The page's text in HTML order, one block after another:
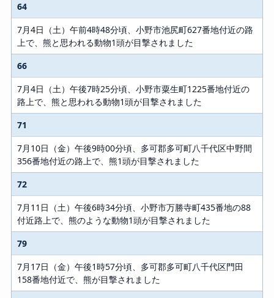
64
7月4日（土）午前4時48分頃、小野市池尻町627番地付近の路
上で、熊と思われる動物1頭が目撃されました
66
7月4日（土）午後7時25分頃、小野市粟生町1225番地付近の
路上で、熊と思われる動物1頭が目撃されました
71
7月10日（金）午後9時00分頃、多可郡多可町八千代区中野間
356番地付近の路上で、熊1頭が目撃されました
72
7月11日（土）午後6時34分頃、小野市万勝寺町435番地の88
付近路上で、熊のような動物1頭が目撃されました
79
7月17日（金）午後1時57分頃、多可郡多可町八千代区門田
158番地付近で、熊が目撃されました